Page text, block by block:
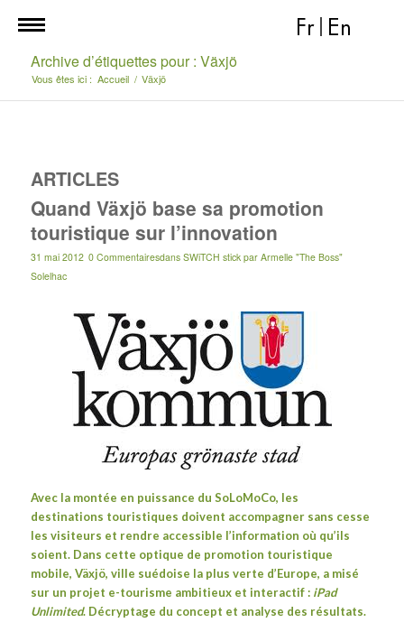
Fr En
Archive d’étiquettes pour : Växjö
Vous êtes ici : Accueil / Växjö
ARTICLES
Quand Växjö base sa promotion
touristique sur l’innovation
31 mai 2012 0 Commentairesdans SWiTCH stick par Armelle "The Boss"
Solelhac
Avec la montée en puissance du SoLoMoCo, les
destinations touristiques doivent accompagner sans cesse
les visiteurs et rendre accessible l’information où qu’ils
soient. Dans cette optique de promotion touristique
mobile, Växjö, ville suédoise la plus verte d’Europe, a misé
sur un projet e-tourisme ambitieux et interactif : iPad
Unlimited. Décryptage du concept et analyse des résultats.